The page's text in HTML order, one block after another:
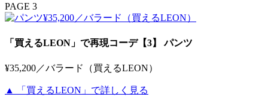
PAGE 3
「買えるLEON」で再現コーデ【3】 パンツ
¥35,200／バラード（買えるLEON）
▲ 「買えるLEON」で詳しく見る